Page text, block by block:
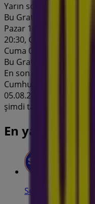
Yarın son gün
Bu Gratis
Pazar 10:00 - 20:00,
20:30, Çarşamba 08:30
Cuma 08:30 - 20:30,
Bu Gratis
En son Gratis
Cumhuriyet Blv. No:94
05.08.2026 ile
şimdi tasarruf etmeye
En yakın
Seç Market